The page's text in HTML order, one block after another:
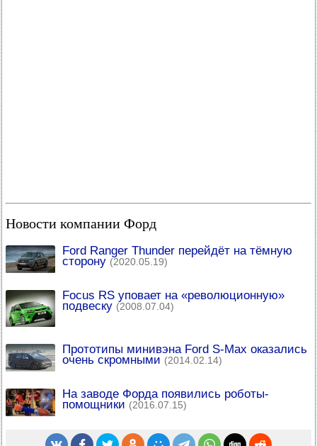
Новости компании Форд
Ford Ranger Thunder перейдёт на тёмную
сторону (2020.05.19)
Focus RS уповает на «революционную»
подвеску (2008.07.04)
Прототипы минивэна Ford S-Max оказались
очень скромными (2014.02.14)
На заводе Форда появились роботы-
помощники (2016.07.15)